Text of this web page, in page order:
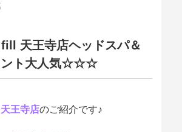
天王寺店ヘッドスパ＆
ント大人気☆☆☆
王寺店のご紹介です♪